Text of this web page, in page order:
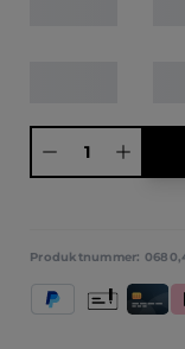
Produktnummer:
PayPal Kredit-
Vorkasse